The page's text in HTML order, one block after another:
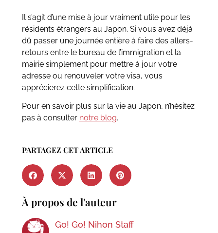
Il s’agit d’une mise à jour vraiment utile pour les
résidents étrangers au Japon. Si vous avez déjà
dû passer une journée entière à faire des allers-
retours entre le bureau de l’immigration et la
mairie simplement pour mettre à jour votre
adresse ou renouveler votre visa, vous
apprécierez cette simplification.
Pour en savoir plus sur la vie au Japon, n’hésitez
pas à consulter notre blog.
PARTAGEZ CET ARTICLE
À propos de l'auteur
Go! Go! Nihon Staff